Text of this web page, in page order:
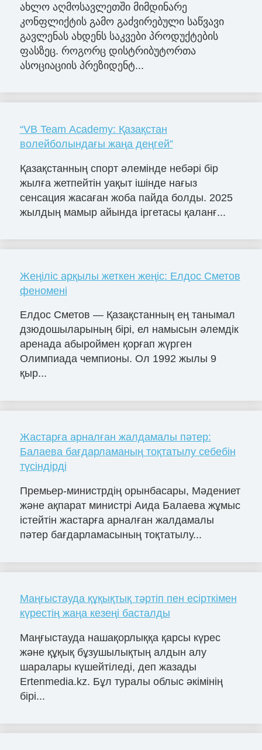
ახლო აღმოსავლეთში მიმდინარე
კონფლიქტის გამო გაძვირებული საწვავი
გავლენას ახდენს საკვები პროდუქტების
ფასზეც. როგორც დისტრიბუტორთა
ასოციაციის პრეზიდენტ...
“VB Team Academy: Қазақстан
волейболындағы жаңа деңгей”
Қазақстанның спорт әлемінде небәрі бір
жылға жетпейтін уақыт ішінде нағыз
сенсация жасаған жоба пайда болды. 2025
жылдың мамыр айында іргетасы қаланғ...
Жеңіліс арқылы жеткен жеңіс: Елдос Сметов
феномені
Елдос Сметов — Қазақстанның ең танымал
дзюдошыларының бірі, ел намысын әлемдік
аренада абыроймен қорғап жүрген
Олимпиада чемпионы. Ол 1992 жылы 9
қыр...
Жастарға арналған жалдамалы пәтер:
Балаева бағдарламаның тоқтатылу себебін
түсіндірді
Премьер-министрдің орынбасары, Мәдениет
және ақпарат министрі Аида Балаева жұмыс
істейтін жастарға арналған жалдамалы
пәтер бағдарламасының тоқтатылу...
Маңғыстауда құқықтық тәртіп пен есірткімен
күрестің жаңа кезеңі басталды
Маңғыстауда нашақорлыққа қарсы күрес
және құқық бұзушылықтың алдын алу
шаралары күшейтіледі, деп жазады
Ertenmedia.kz. Бұл туралы облыс әкімінің
бірі...